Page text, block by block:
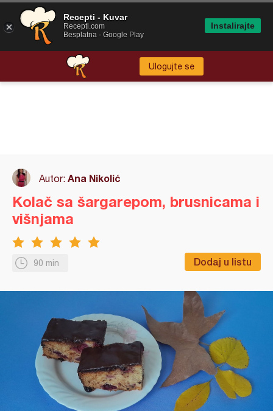
Ulogujte se
Autor: Ana Nikolić
90 min Dodaj u listu
Kolač sa šargarepom, brusnicama i
višnjama
Recepti - Kuvar
Recepti.com
Besplatna - Google Play
Instalirajte